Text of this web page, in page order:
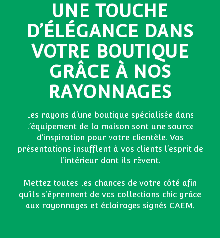
UNE TOUCHE
D’ÉLÉGANCE DANS
VOTRE BOUTIQUE
GRÂCE À NOS
RAYONNAGES
Les rayons d’une boutique spécialisée dans
l’équipement de la maison sont une source
d’inspiration pour votre clientèle. Vos
présentations insufflent à vos clients l’esprit de
l’intérieur dont ils rêvent.
Mettez toutes les chances de votre côté afin
qu’ils s’éprennent de vos collections chic grâce
aux rayonnages et éclairages signés CAEM.